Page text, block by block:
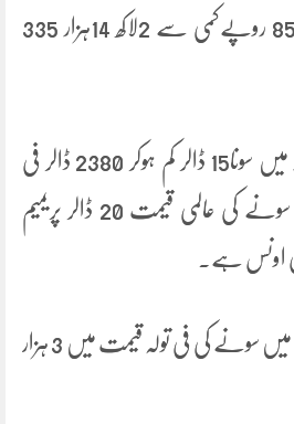
ہوگیا ہے، 10گرام سونا 857 روپےکمی سے 2لاکھ 14ہزار 335
دوسری جانب عالمی بازار میں سونا15 ڈالر کم ہوکر 2380 ڈالر فی
اونس ہے، پاکستان میں سونے کی عالمی قیمت 20 ڈالر پریمیم
واضح رہے گزشتہ روزملک میں سونے کی فی تولہ قیمت میں 3 ہزار